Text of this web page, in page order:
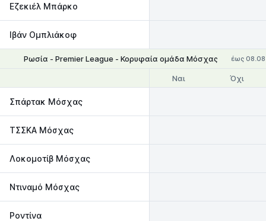
Eζεκιέλ Μπάρκο
Ιβάν Ομπλιάκoφ
Ρωσία - Premier League - Κορυφαία ομάδα Μόσχας έως
Ναι Όχι
Σπάρτακ Μόσχας
ΤΣΣΚΑ Μόσχας
Λοκομοτίβ Μόσχας
Ντιναμό Μόσχας
Ροντίνα